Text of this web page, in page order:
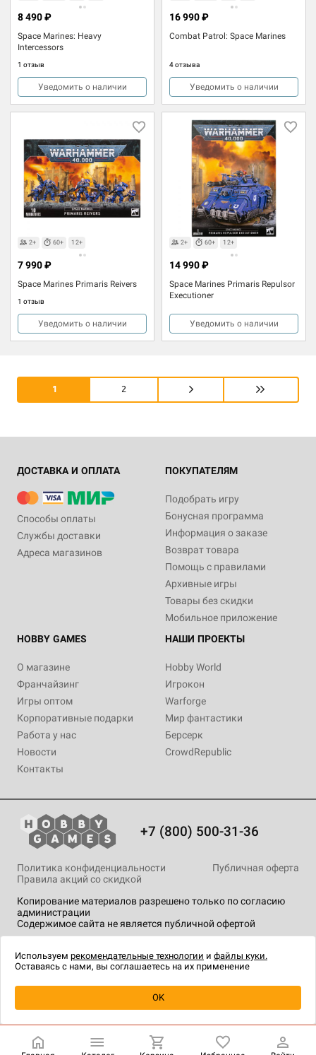
Space Marines: Heavy
Intercessors
1 отзыв
8 490 ₽
Уведомить о наличии
Combat Patrol: Space Marines
4 отзыва
16 990 ₽
Уведомить о наличии
2+ 60+ 12+
Space Marines Primaris Reivers
1 отзыв
7 990 ₽
Уведомить о наличии
2+ 60+ 12+
Space Marines Primaris Repulsor
Executioner
14 990 ₽
Уведомить о наличии
1 2
ДОСТАВКА И ОПЛАТА
Способы оплаты
Службы доставки
Адреса магазинов
ПОКУПАТЕЛЯМ
Подобрать игру
Бонусная программа
Информация о заказе
Возврат товара
Помощь с правилами
Архивные игры
Товары без скидки
Мобильное приложение
HOBBY GAMES
О магазине
Франчайзинг
Игры оптом
Корпоративные подарки
Работа у нас
Новости
Контакты
НАШИ ПРОЕКТЫ
Hobby World
Игрокон
Warforge
Мир фантастики
Берсерк
CrowdRepublic
+7 (800) 500-31-36
Копирование материалов разрешено только по согласию
администрации
Содержимое сайта не является публичной офертой
Политика конфиденциальности
Публичная оферта
Правила акций со скидкой
технологии .
Используем рекомендательные технологии и файлы куки.
Оставаясь с нами, вы соглашаетесь на их применение
OK